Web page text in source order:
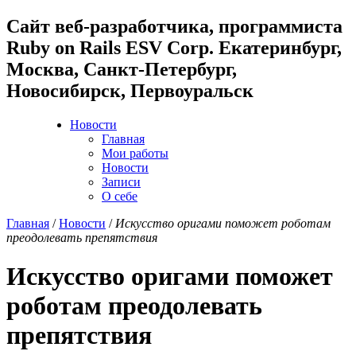
Cайт веб-разработчика, программиста
Ruby on Rails ESV Corp. Екатеринбург,
Москва, Санкт-Петербург,
Новосибирск, Первоуральск
Новости
Главная
Мои работы
Новости
Записи
О себе
Главная /Новости / Искусство оригами поможет роботам
преодолевать препятствия
Искусство оригами поможет
роботам преодолевать
препятствия